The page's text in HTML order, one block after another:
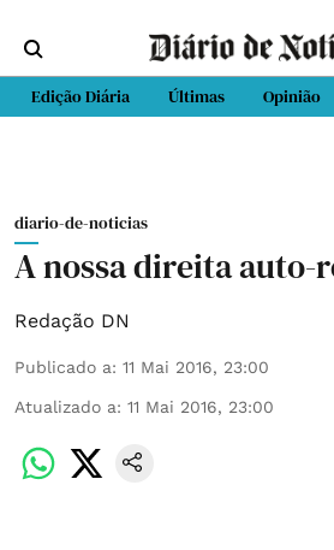
Edição Diária Últimas Opinião
diario-de-noticias
A nossa direita auto-
Redação DN
Publicado a: 11 Mai 2016, 23:00
Atualizado a: 11 Mai 2016, 23:00